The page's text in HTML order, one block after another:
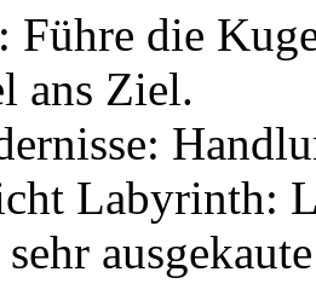
Führe die
ans Ziel.
Labyrinth: